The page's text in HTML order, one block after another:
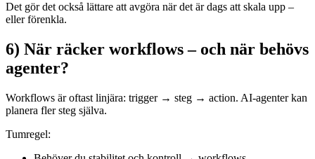
Det gör det också lättare att avgöra när det är dags att skala upp –
eller förenkla.
6) När räcker workflows – och när behövs
agenter?
Workflows är oftast linjära: trigger → steg → action. AI-agenter kan
planera fler steg själva.
Tumregel: